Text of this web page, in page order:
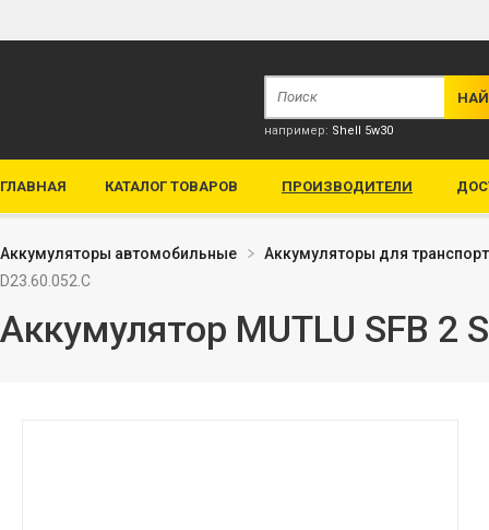
например: Shell 5w30
ГЛАВНАЯ КАТАЛОГ ТОВАРОВ ПРОИЗВОДИТЕЛИ
Аккумуляторы автомобильные
Аккумуляторы для
D23.60.052.C
Аккумулятор MUTLU SFB 2